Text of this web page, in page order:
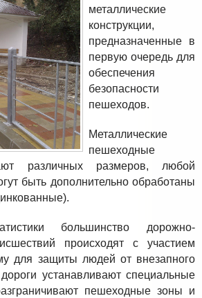
металлические
конструкции,
предназначенные в
первую очередь для
обеспечения
безопасности
пешеходов.
Металлические
пешеходные
различных размеров, любой
быть дополнительно обработаны
большинство дорожно-
происходят с участием
для защиты людей от внезапного
устанавливают специальные
пешеходные зоны и